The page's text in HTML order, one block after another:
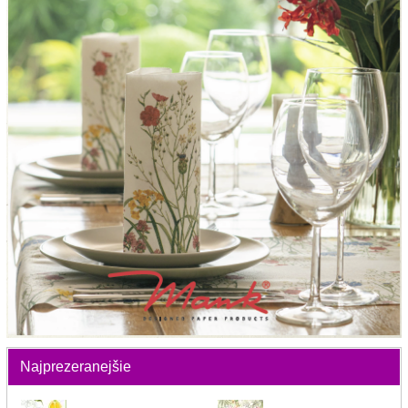
Najprezeranejšie